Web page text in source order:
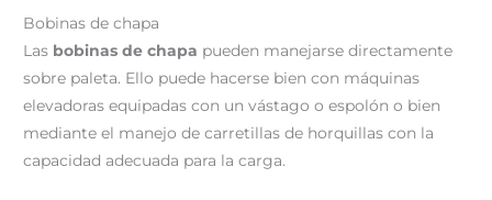
Bobinas de chapa
Las bobinas de chapa pueden manejarse directamente
sobre paleta. Ello puede hacerse bien con máquinas
elevadoras equipadas con un vástago o espolón o bien
mediante el manejo de carretillas de horquillas con la
capacidad adecuada para la carga.